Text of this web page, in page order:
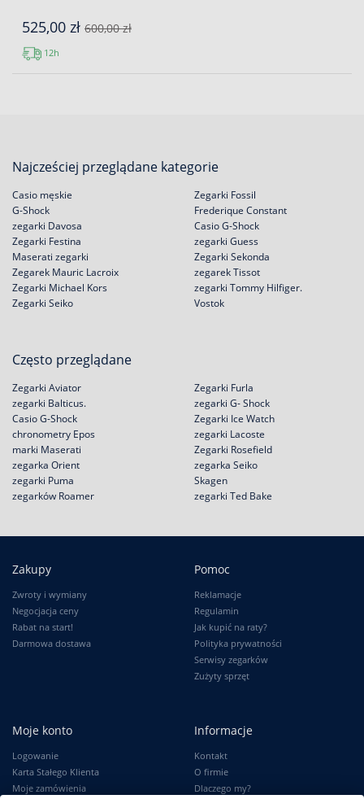
525,00 zł 600,00 zł
12h
Najcześciej przeglądane kategorie
Casio męskie
G-Shock
zegarki Davosa
Zegarki Festina
Zegarki Fossil
Frederique Constant
Casio G-Shock
zegarki Guess
Maserati zegarki
Zegarek Mauric Lacroix
Zegarki Michael Kors
Zegarki Seiko
Zegarki Sekonda
zegarek Tissot
zegarki Tommy Hilfiger.
Vostok
Często przeglądane
Zegarki Aviator
zegarki Balticus.
Casio G-Shock
chronometry Epos
Zegarki Furla
zegarki G- Shock
Zegarki Ice Watch
zegarki Lacoste
marki Maserati
zegarka Orient
zegarki Puma
zegarków Roamer
Zegarki Rosefield
zegarka Seiko
Skagen
zegarki Ted Bake
Zakupy
Zwroty i wymiany
Negocjacja ceny
Rabat na start!
Darmowa dostawa
Pomoc
Reklamacje
Regulamin
Jak kupić na raty?
Polityka prywatności
Serwisy zegarków
Zużyty sprzęt
Moje konto
Logowanie
Karta Stałego Klienta
Moje zamówienia
Informacje
Kontakt
O firmie
Dlaczego my?